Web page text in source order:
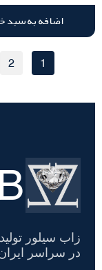
اضافه به سبد
1
2
تسویه
حساب
زاب سیلور
در سراسر